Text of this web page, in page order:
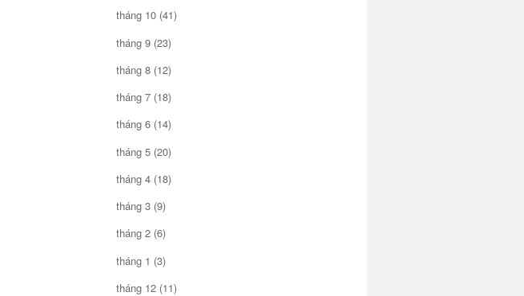
tháng 10 (41)
tháng 9 (23)
tháng 8 (12)
tháng 7 (18)
tháng 6 (14)
tháng 5 (20)
tháng 4 (18)
tháng 3 (9)
tháng 2 (6)
tháng 1 (3)
tháng 12 (11)